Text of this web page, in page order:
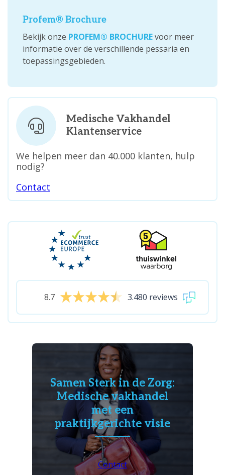
Profem® Brochure
Bekijk onze PROFEM® BROCHUREvoor meer
informatie over de verschillende pessaria en
toepassingsgebieden.
Medische Vakhandel
Klantenservice
We helpen meer dan 40.000 klanten, hulp
nodig?
Contact
8.7 3.480 reviews
Samen Sterk in de Zorg:
Medische vakhandel
met een
praktijkgerichte visie
Contact